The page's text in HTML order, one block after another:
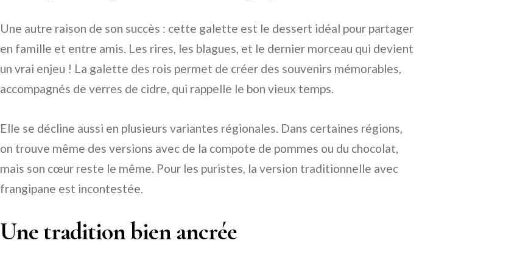
Une autre raison de son succès : cette galette est le dessert idéal pour partager
en famille et entre amis. Les rires, les blagues, et le dernier morceau qui devient
un vrai enjeu ! La galette des rois permet de créer des souvenirs mémorables,
accompagnés de verres de cidre, qui rappelle le bon vieux temps.
Elle se décline aussi en plusieurs variantes régionales. Dans certaines régions,
on trouve même des versions avec de la compote de pommes ou du chocolat,
mais son cœur reste le même. Pour les puristes, la version traditionnelle avec
frangipane est incontestée.
Une tradition bien ancrée